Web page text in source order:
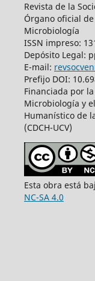
Revista de la
Órgano oficial
Microbiología
ISSN impreso:
Depósito Legal:
E-mail:
Prefijo DOI:
Financiada por
Microbiología y
Humanístico de
(CDCH-UCV)
Esta obra está
NC-SA 4.0